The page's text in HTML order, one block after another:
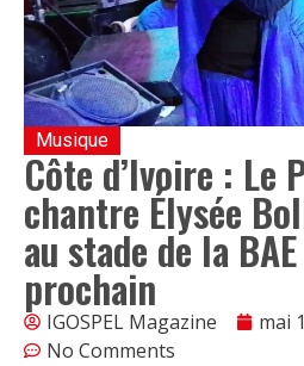
Musique
Côte d’Ivoire : Le
chantre Élysée
au stade de la
prochain
IGOSPEL Magazine mai
No Comments